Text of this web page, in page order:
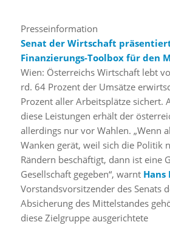
Presseinformation
Senat der Wirtschaft
Finanzierungs-Toolbox für den
Wien: Österreichs Wirtschaft lebt
rd. 64 Prozent der Umsätze
Prozent aller Arbeitsplätze sichert.
diese Leistungen erhält der
allerdings nur vor Wahlen. „Wenn
Wanken gerät, weil sich die Politik
Rändern beschäftigt, dann ist eine
Gesellschaft gegeben“, warnt Hans
Vorstandsvorsitzender des Senats
Absicherung des Mittelstandes
diese Zielgruppe ausgerichtete